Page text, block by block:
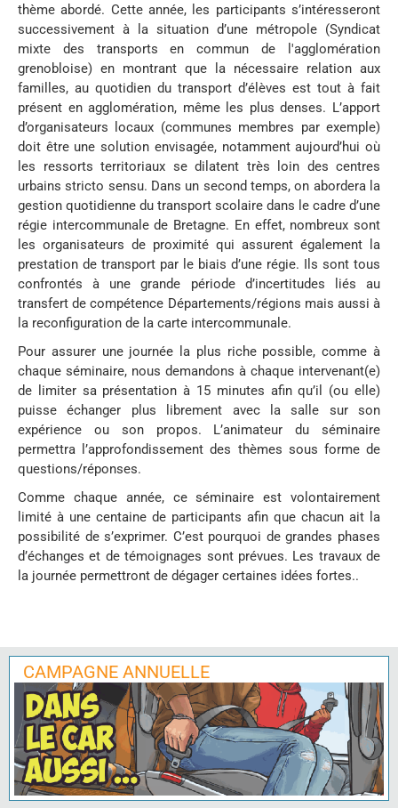
thème abordé. Cette année, les participants s’intéresseront
successivement à la situation d’une métropole (Syndicat
mixte des transports en commun de l'agglomération
grenobloise) en montrant que la nécessaire relation aux
familles, au quotidien du transport d’élèves est tout à fait
présent en agglomération, même les plus denses. L’apport
d’organisateurs locaux (communes membres par exemple)
doit être une solution envisagée, notamment aujourd’hui où
les ressorts territoriaux se dilatent très loin des centres
urbains stricto sensu. Dans un second temps, on abordera la
gestion quotidienne du transport scolaire dans le cadre d’une
régie intercommunale de Bretagne. En effet, nombreux sont
les organisateurs de proximité qui assurent également la
prestation de transport par le biais d’une régie. Ils sont tous
confrontés à une grande période d’incertitudes liés au
transfert de compétence Départements/régions mais aussi à
la reconfiguration de la carte intercommunale.
Pour assurer une journée la plus riche possible, comme à
chaque séminaire, nous demandons à chaque intervenant(e)
de limiter sa présentation à 15 minutes afin qu’il (ou elle)
puisse échanger plus librement avec la salle sur son
expérience ou son propos. L’animateur du séminaire
permettra l’approfondissement des thèmes sous forme de
questions/réponses.
Comme chaque année, ce séminaire est volontairement
limité à une centaine de participants afin que chacun ait la
possibilité de s’exprimer. C’est pourquoi de grandes phases
d’échanges et de témoignages sont prévues. Les travaux de
la journée permettront de dégager certaines idées fortes..
CAMPAGNE ANNUELLE